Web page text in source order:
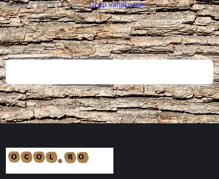
Home / CATEGORII / Grup vanatoare